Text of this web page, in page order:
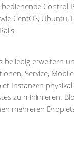
Control
CentOS,
beliebig erweitern
Service,
Instanzen
zu minimieren.
mehreren